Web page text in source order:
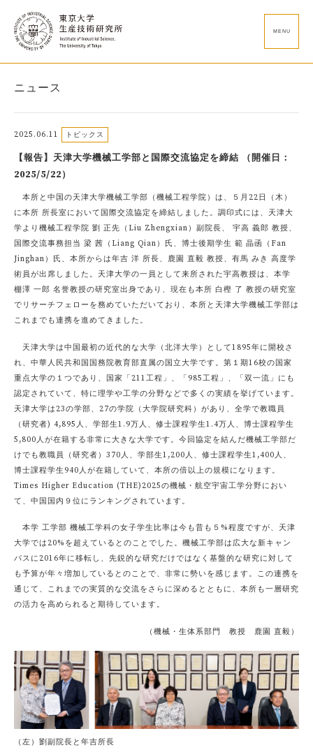
MENU
ニュース
2025.06.11 トピックス
【報告】天津大学機械工学部と国際交流協定を締結 （開催日：
2025/5/22）
本所と中国の天津大学機械工学部（機械工程学院）は、５月22日（木）
に本所 所長室において国際交流協定を締結しました。調印式には、天津大
学より機械工程学院 劉 正先（Liu Zhengxian）副院長、 宇高 義郎 教授、
国際交流事務担当 梁 茜（Liang Qian）氏、博士後期学生 範 晶函（Fan
Jinghan）氏、本所からは年吉 洋 所長、鹿園 直毅 教授、有馬 みき 高度学
術員が出席しました。天津大学の一員として来所された宇高教授は、本学
棚澤 一郎 名誉教授の研究室出身であり、現在も本所 白樫 了 教授の研究室
でリサーチフェローを務めていただいており、本所と天津大学機械工学部は
これまでも連携を進めてきました。
天津大学は中国最初の近代的な大学（北洋大学）として1895年に開校さ
れ、中華人民共和国国務院教育部直属の国立大学です。第１期16校の国家
重点大学の１つであり、国家「211工程」、「985工程」、「双一流」にも
認定されていて、特に理学や工学の分野などで多くの実績を挙げています。
天津大学は23の学部、27の学院（大学院研究科）があり、全学で教職員
（研究者) 4,895人、学部生1.9万人、修士課程学生1.4万人、博士課程学生
5,800人が在籍する非常に大きな大学です。今回協定を結んだ機械工学部だ
けでも教職員（研究者）370人、学部生1,200人、修士課程学生1,400人、
博士課程学生940人が在籍していて、本所の倍以上の規模になります。
Times Higher Education (THE)2025の機械・航空宇宙工学分野におい
て、中国国内９位にランキングされています。
本学 工学部 機械工学科の女子学生比率は今も昔も５%程度ですが、天津
大学では20%を超えているとのことでした。機械工学部は広大な新キャン
パスに2016年に移転し、先鋭的な研究だけではなく基盤的な研究に対して
も予算が年々増加しているとのことで、非常に勢いを感じます。この連携を
通じて、これまでの実質的な交流をさらに深めるとともに、本所も一層研究
の活力を高められると期待しています。
（機械・生体系部門 教授 鹿園 直毅）
（左）劉副院長と年吉所長